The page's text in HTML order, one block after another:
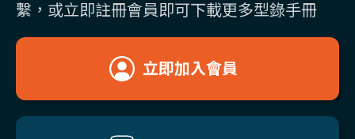
繫，或立即註冊會員即可下載更多型錄手冊
立即加入會員